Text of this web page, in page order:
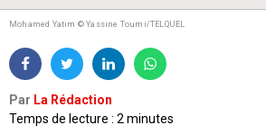
Mohamed Yatim © Yassine Toumi/TELQUEL
Par La Rédaction
Temps de lecture : 2 minutes